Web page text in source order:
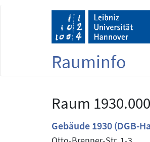
Rauminfo
Raum
Gebäude 1930 (DGB-